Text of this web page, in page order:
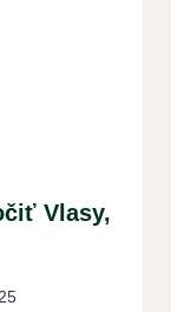
Vlasy,